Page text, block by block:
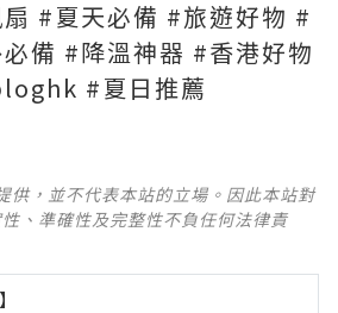
#夏天必備 #旅遊好物 #
備 #降溫神器 #香港好物
#夏日推薦
供，並不代表本站的立場。因此本站對
、準確性及完整性不負任何法律責